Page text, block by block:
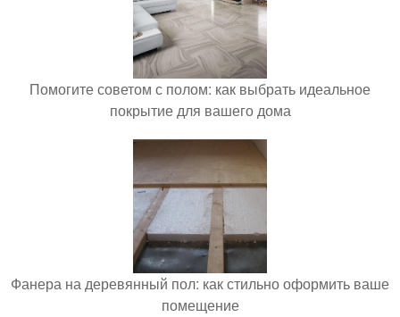
Помогите советом с полом: как выбрать идеальное
покрытие для вашего дома
Фанера на деревянный пол: как стильно оформить ваше
помещение